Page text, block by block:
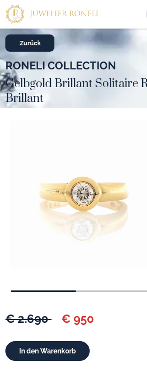
Zurück
€ 2.690 € 950
RONELI COLLECTION
Gelbgold Brillant Solitaire
Brillant